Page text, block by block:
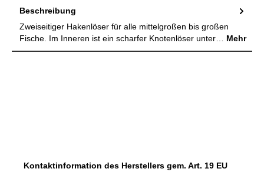
Beschreibung
Zweiseitiger Hakenlöser für alle mittelgroßen bis großen
Fische. Im Inneren ist ein scharfer Knotenlöser unter…
Mehr
Kontaktinformation des Herstellers gem. Art. 19 EU